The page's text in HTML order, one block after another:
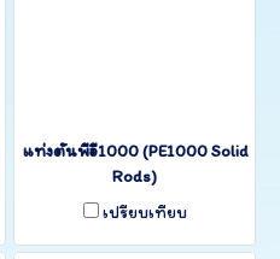
แท่งตันพีอี1000 (PE1000 Solid
Rods)
เปรียบเทียบ